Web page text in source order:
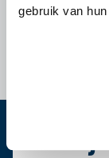
gebruik van
Heb